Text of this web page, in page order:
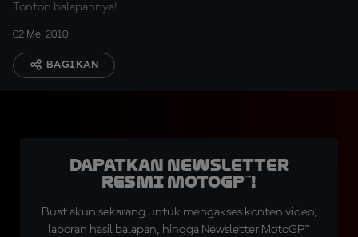
Tonton balapannya!
02 Mei 2010
BAGIKAN
Dapatkan Newsletter
Resmi MotoGP™!
Buat akun sekarang untuk mengakses konten video,
laporan hasil balapan, hingga Newsletter MotoGP™